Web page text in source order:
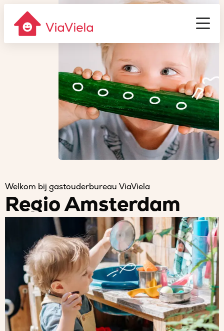
Gastouderbureau
ViaViela
Welkom bij gastouderbureau ViaViela
Regio Amsterdam